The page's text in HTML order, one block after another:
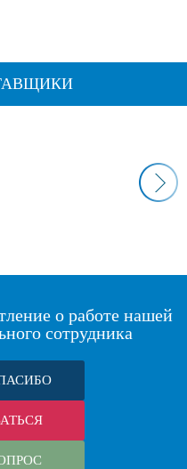
о работе нашей
сотрудника